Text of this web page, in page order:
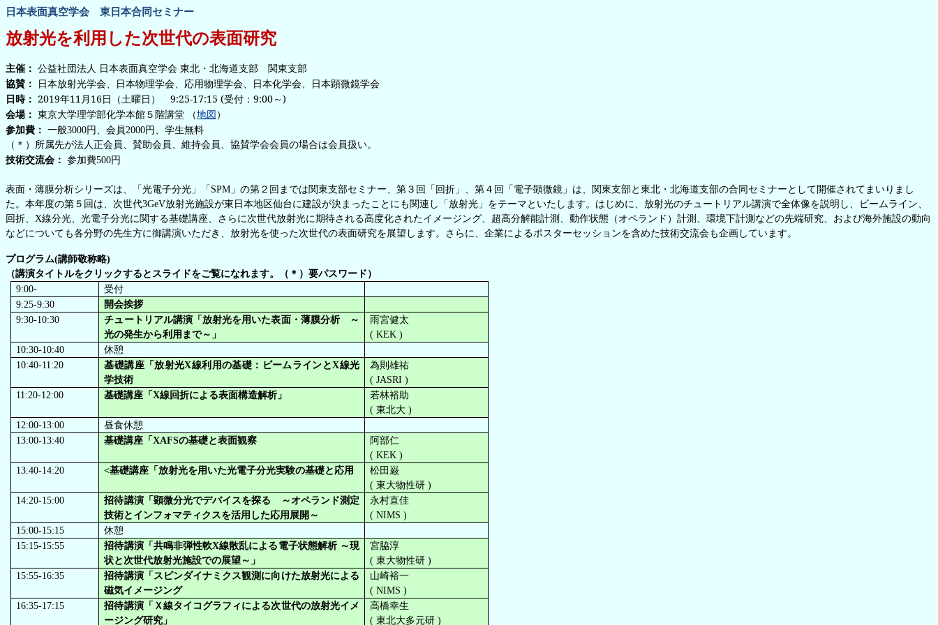
日本表面真空学会 東日本合同セミナー
放射光を利用した次世代の表面研究
主催： 公益社団法人 日本表面真空学会 東北・北海道支部 関東支部
協賛： 日本放射光学会、日本物理学会、応用物理学会、日本化学会、日本顕微鏡学会
日時： 2019年11月16日（土曜日） 9:25-17:15 (受付：9:00～)
会場： 東京大学理学部化学本館５階講堂 （地図 ）
参加費： 一般3000円、会員2000円、学生無料
（＊）所属先が法人正会員、賛助会員、維持会員、協賛学会会員の場合は会員扱い。
技術交流会： 参加費500円
表面・薄膜分析シリーズは、「光電子分光」「SPM」の第２回までは関東支部セミナー、第３回「回折」、第４回「電子顕微鏡」は、関東支部と東北・北海道支部の合同セミナーとして開催されてまいりまし
た。本年度の第５回は、次世代3GeV放射光施設が東日本地区仙台に建設が決まったことにも関連し「放射光」をテーマといたします。はじめに、放射光のチュートリアル講演で全体像を説明し、ビームライン、
回折、X線分光、光電子分光に関する基礎講座、さらに次世代放射光に期待される高度化されたイメージング、超高分解能計測、動作状態（オペランド）計測、環境下計測などの先端研究、および海外施設の動向
などについても各分野の先生方に御講演いただき、放射光を使った次世代の表面研究を展望します。さらに、企業によるポスターセッションを含めた技術交流会も企画しています。
プログラム(講師敬称略)
（講演タイトルをクリックするとスライドをご覧になれます。（＊）要パスワード）
9:00-
受付
9:25-9:30
開会挨拶
9:30-10:30
チュートリアル講演「放射光を用いた表面・薄膜分析 ～
光の発生から利用まで～」
雨宮健太
(KEK )
10:30-10:40
休憩
10:40-11:20
基礎講座「放射光X線利用の基礎：ビームラインとX線光
学技術
為則雄祐
(JASRI )
11:20-12:00
基礎講座「X線回折による表面構造解析」
若林裕助
(東北大 )
12:00-13:00
昼食休憩
13:00-13:40
基礎講座「XAFSの基礎と表面観察
阿部仁
(KEK )
13:40-14:20
<基礎講座「放射光を用いた光電子分光実験の基礎と応用
松田巌
(東大物性研 )
14:20-15:00
招待講演「顕微分光でデバイスを探る ～オペランド測定
技術とインフォマティクスを活用した応用展開～
永村直佳
(NIMS )
15:00-15:15
休憩
15:15-15:55
招待講演「共鳴非弾性軟X線散乱による電子状態解析 ～現
状と次世代放射光施設での展望～」
宮脇淳
(東大物性研 )
15:55-16:35
招待講演「スピンダイナミクス観測に向けた放射光による
磁気イメージング
山崎裕一
(NIMS )
16:35-17:15
招待講演「Ｘ線タイコグラフィによる次世代の放射光イメ
ージング研究」
高橋幸生
(東北大多元研 )